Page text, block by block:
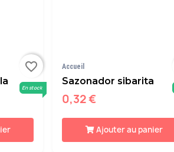
En stock
favorite_border Accueil
Sazonador sibarita
0,32 €
Ajouter au panier